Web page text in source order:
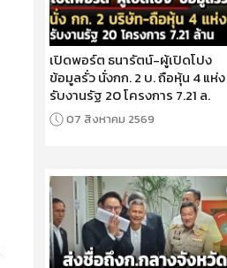
เปิดพอร์ต ธนารัตน์-ผู้เปิดโปง
ข้อมูลรั่ว นั่งกก. 2 บ. ถือหุ้น 4 แห่ง
รับงานรัฐ 20 โครงการ 7.21 ล.
07 สิงหาคม 2569